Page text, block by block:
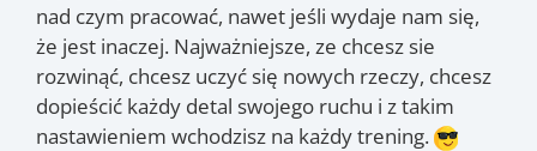
nad czym pracować, nawet jeśli wydaje nam się,
że jest inaczej. Najważniejsze, ze chcesz sie
rozwinąć, chcesz uczyć się nowych rzeczy, chcesz
dopieścić każdy detal swojego ruchu i z takim
nastawieniem wchodzisz na każdy trening.